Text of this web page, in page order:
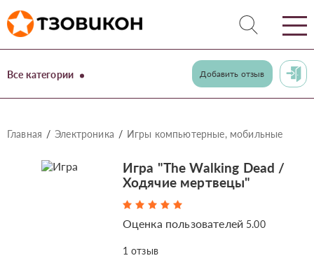
Все категории Добавить отзыв
Главная Электроника Игры компьютерные, мобильные
Игра "The Walking Dead /
Ходячие мертвецы"
Оценка пользователей 5.00
1 отзыв